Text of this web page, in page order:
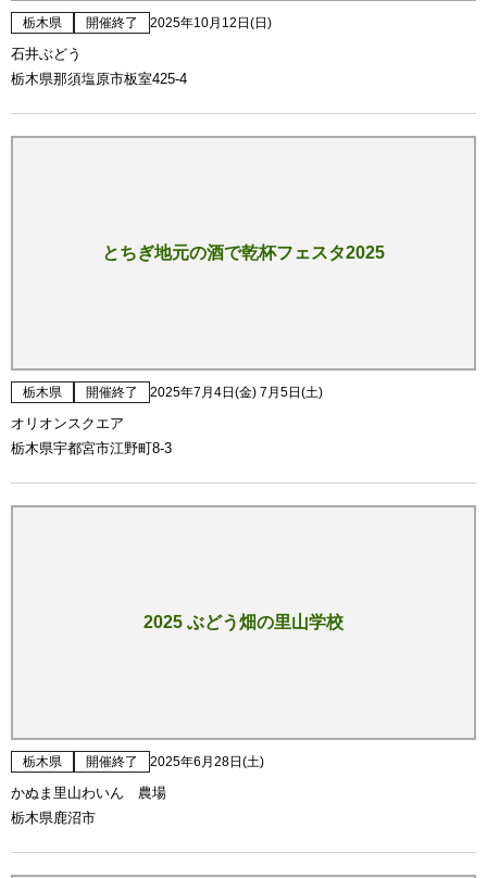
栃木県 開催終了 2025年10月12日(日)
石井ぶどう
栃木県那須塩原市板室425-4
とちぎ地元の酒で乾杯フェスタ2025
栃木県 開催終了 2025年7月4日(金) 7月5日(土)
オリオンスクエア
栃木県宇都宮市江野町8-3
2025 ぶどう畑の里山学校
栃木県 開催終了 2025年6月28日(土)
かぬま里山わいん 農場
栃木県鹿沼市